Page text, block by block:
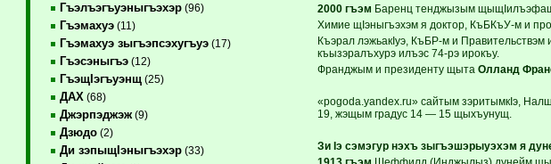
Гъэлъэгъуэныгъэхэр(96)
Гъэмахуэ(11)
Гъэмахуэ зыгъэпсэхугъуэ(17)
Гъэсэныгъэ(12)
ГъэщIэгъуэнщ(25)
ДАХ (68)
Джэрпэджэж(9)
Дзюдо(2)
Ди зэпыщIэныгъэхэр(33)
2000 гъэм Баренц тенджызым щыщIилъэфащ
Химие щIэныгъэхэм я доктор, КъБКъУ-м и
Къэрал лэжьакIуэ, КъБР-м и
къызэралъхурэ илъэс 74-рэ ирокъу.
Франджым и президенту щыта Олланд
«pogoda.yandex.ru» сайтым зэритымкIэ,
19, жэщым градус 14 — 15 щыхъунущ.
Зи Iэ сэмэгур нэхъ зыгъэшэрыуэхэм я